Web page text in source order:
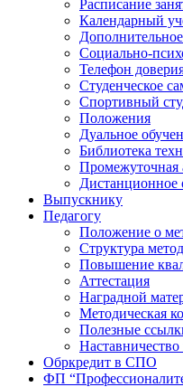
Расписание
Календарный
Социально-
Телефон
Студенческое
Спортивный
Положения
Дуальное
Библиотека
Промежуточная
Дистанционное
Выпускнику
Педагогу
Положение о
Структура
Повышение
Аттестация
Наградной
Методическая
Полезные
Наставничество
Обркредит в СПО
ФП